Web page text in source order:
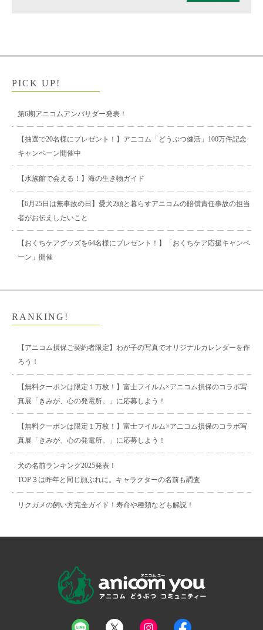
PICK UP!
第6期アニコムアンバサダー発表！
【抽選で20名様にプレゼント！】アニコム「どうぶつ健活」100万件記念
キャンペーン開催中
【水族館で会える！】海の生き物ガイド
【6月25日は無事故の日】愛犬2頭と暮らすアニコムの賠償責任事故の担当
者がお伝えしたいこと
【おくちケアグッズを64名様にプレゼント！】「おくちケア応援キャンペ
ーン」開催
RANKING!
【アニコム損保ご契約者限定】わが子の写真でオリジナルカレンダーを作
ろう！
【無料クーポンは限定１万枚！】富士フイルム×アニコム損保のコラボ写
真展「きみが、心の発電所。」に応募しよう！
【無料クーポンは限定１万枚！】富士フイルム×アニコム損保のコラボ写
真展「きみが、心の発電所。」に応募しよう！
犬の名前ランキング2025発表！
TOP３は昨年と同じ顔ぶれに。キャラクターの名前も調査
リクガメの飼い方完全ガイド！寿命や種類なども解説！